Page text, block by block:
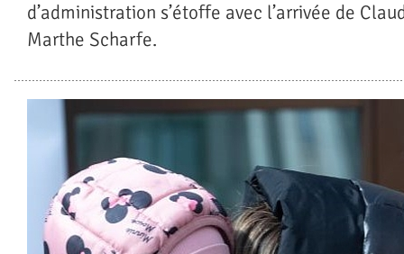
d’administration s’étoffe avec l’arrivée de
Marthe Scharfe.